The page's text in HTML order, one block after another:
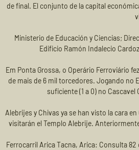
de final. El conjunto de la capital
Ministerio de Educación y Ciencias;
Edificio Ramón Indalecio
Em Ponta Grossa, o Operário Ferroviário
de mais de 6 mil torcedores. Jogando no
suficiente (1 a 0) no
Alebrijes y Chivas ya se han visto la cara
visitarán el Templo Alebrije.
Ferrocarril Arica Tacna, Arica: Consulta